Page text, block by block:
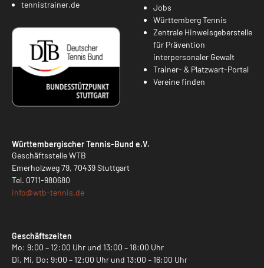
tennistrainer.de
Jobs
Württemberg Tennis
Zentrale Hinweisgeberstelle
für Prävention
interpersonaler Gewalt
Trainer- & Platzwart-Portal
Vereine finden
Württembergischer Tennis-Bund e.V.
Geschäftsstelle WTB
Emerholzweg 79, 70439 Stuttgart
Tel. 0711-980680
info@wtb-tennis.de
Geschäftszeiten
Mo: 9:00 – 12:00 Uhr und 13:00 – 18:00 Uhr
Di, Mi, Do: 9:00 – 12:00 Uhr und 13:00 – 16:00 Uhr